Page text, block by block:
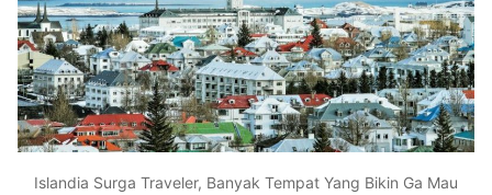
Islandia Surga Traveler, Banyak Tempat Yang Bikin Ga Mau